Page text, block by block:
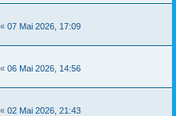
« 07 Mai 2026, 17:09
« 06 Mai 2026, 14:56
« 02 Mai 2026, 21:43